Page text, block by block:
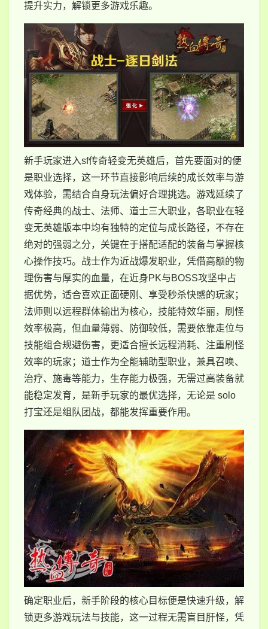
提升实力，解锁更多游戏乐趣。
新手玩家进入sf传奇轻变无英雄后，首先要面对的便
是职业选择，这一环节直接影响后续的成长效率与游
戏体验，需结合自身玩法偏好合理挑选。游戏延续了
传奇经典的战士、法师、道士三大职业，各职业在轻
变无英雄版本中均有独特的定位与成长路径，不存在
绝对的强弱之分，关键在于搭配适配的装备与掌握核
心操作技巧。战士作为近战爆发职业，凭借高额的物
理伤害与厚实的血量，在近身PK与BOSS攻坚中占
据优势，适合喜欢正面硬刚、享受秒杀快感的玩家；
法师则以远程群体输出为核心，技能特效华丽，刷怪
效率极高，但血量薄弱、防御较低，需要依靠走位与
技能组合规避伤害，更适合擅长远程消耗、注重刷怪
效率的玩家；道士作为全能辅助型职业，兼具召唤、
治疗、施毒等能力，生存能力极强，无需过高装备就
能稳定发育，是新手玩家的最优选择，无论是 solo
打宝还是组队团战，都能发挥重要作用。
确定职业后，新手阶段的核心目标便是快速升级，解
锁更多游戏玩法与技能，这一过程无需盲目肝怪，凭